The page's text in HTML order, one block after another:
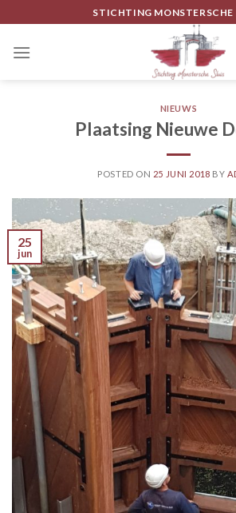
to
content
STICHTING MONSTERSCHE
NIEUWS
Plaatsing Nieuwe
POSTED ON 25 JUNI 2018 BY
25
jun